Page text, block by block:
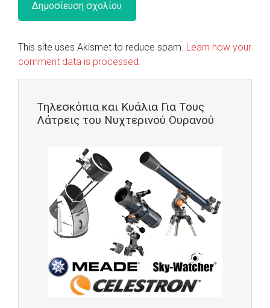
This site uses Akismet to reduce spam. Learn how your
comment data is processed.
Τηλεσκόπια και Κυάλια Για Τους
Λάτρεις του Νυχτερινού Ουρανού